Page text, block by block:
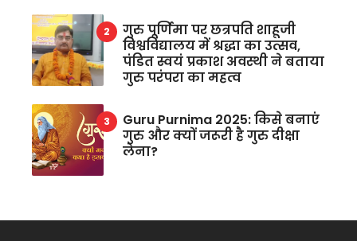
गुरु पूर्णिमा पर छत्रपति शाहूजी
विश्वविद्यालय में श्रद्धा का उत्सव,
पंडित स्वयं प्रकाश अवस्थी ने बताया
गुरु परंपरा का महत्व
Guru Purnima 2025: किसे बनाएं
गुरु और क्यों जरूरी है गुरु दीक्षा
लेना?